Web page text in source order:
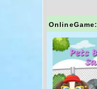
OnlineGame: